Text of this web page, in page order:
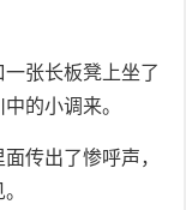
张长板凳上坐了
的小调来。
传出了惨呼声，